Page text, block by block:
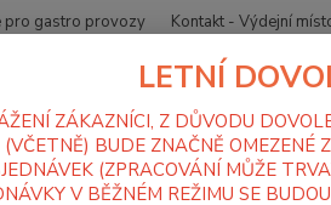
pro gastro provozy Kontakt - Výdejní
Mrazáky Lednice Plné dveře
LETNÍ
ZÁKAZNÍCI, Z DŮVODU
(VČETNĚ) BUDE ZNAČNĚ OMEZENÉ
(ZPRACOVÁNÍ MŮŽE
V BĚŽNÉM REŽIMU SE